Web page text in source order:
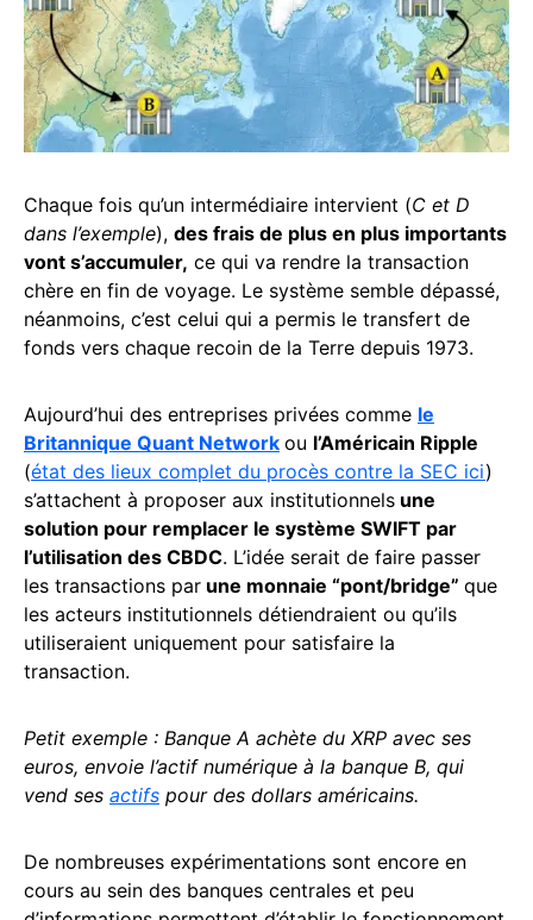
Chaque fois qu’un intermédiaire intervient (C et D
dans l’exemple), des frais de plus en plus importants
vont s’accumuler, ce qui va rendre la transaction
chère en fin de voyage. Le système semble dépassé,
néanmoins, c’est celui qui a permis le transfert de
fonds vers chaque recoin de la Terre depuis 1973.
Aujourd’hui des entreprises privées comme le
Britannique Quant Network ou l’Américain Ripple
(état des lieux complet du procès contre la SEC ici)
s’attachent à proposer aux institutionnels une
solution pour remplacer le système SWIFT par
l’utilisation des CBDC. L’idée serait de faire passer
les transactions par une monnaie “pont/bridge” que
les acteurs institutionnels détiendraient ou qu’ils
utiliseraient uniquement pour satisfaire la
transaction.
Petit exemple : Banque A achète du XRP avec ses
euros, envoie l’actif numérique à la banque B, qui
vend ses actifs pour des dollars américains.
De nombreuses expérimentations sont encore en
cours au sein des banques centrales et peu